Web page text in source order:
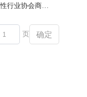
中央纪委国家监委驻中央社会工作部纪检监察组、全国性行业协会商会党委举办全国性行业协会商会党纪学习教育专题辅导报告会
页 确定